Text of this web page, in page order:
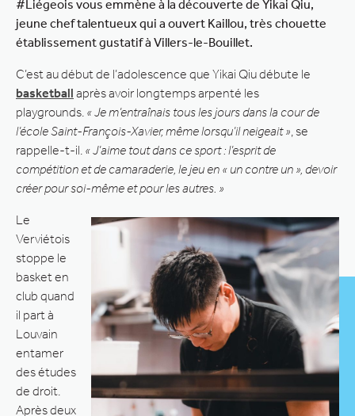
#Liégeois vous emmène à la découverte de Yikai Qiu,
jeune chef talentueux qui a ouvert Kaillou, très chouette
établissement gustatif à Villers-le-Bouillet.
C’est au début de l’adolescence que Yikai Qiu débute le
basketball après avoir longtemps arpenté les
playgrounds. « Je m’entraînais tous les jours dans la cour de
l’école Saint-François-Xavier, même lorsqu’il neigeait » , se
rappelle-t-il. « J’aime tout dans ce sport : l’esprit de
compétition et de camaraderie, le jeu en « un contre un », devoir
créer pour soi-même et pour les autres. »
Le
Verviétois
stoppe le
basket en
club quand
il part à
Louvain
entamer
des études
de droit.
Après deux